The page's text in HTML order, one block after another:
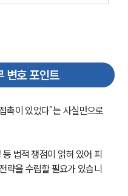
료
그
변호 포인트
촉이 있었다”는 사실만으로
법적 쟁점이 얽혀 있어 피
략을 수립할 필요가 있습니